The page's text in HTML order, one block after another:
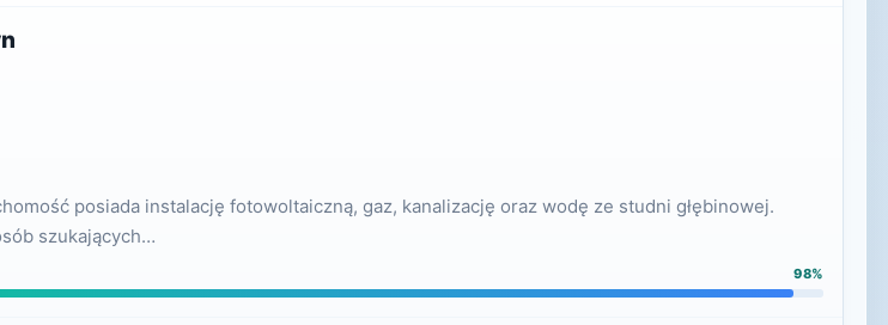
posiada instalację fotowoltaiczną, gaz, kanalizację oraz wodę ze studni głębinowej.
szukających…
98%